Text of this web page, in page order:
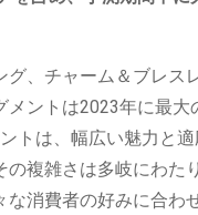
、チャーム＆ブレス
ントは2023年に最
トは、幅広い魅力と
複雑さは多岐にわた
消費者の好みに合わ